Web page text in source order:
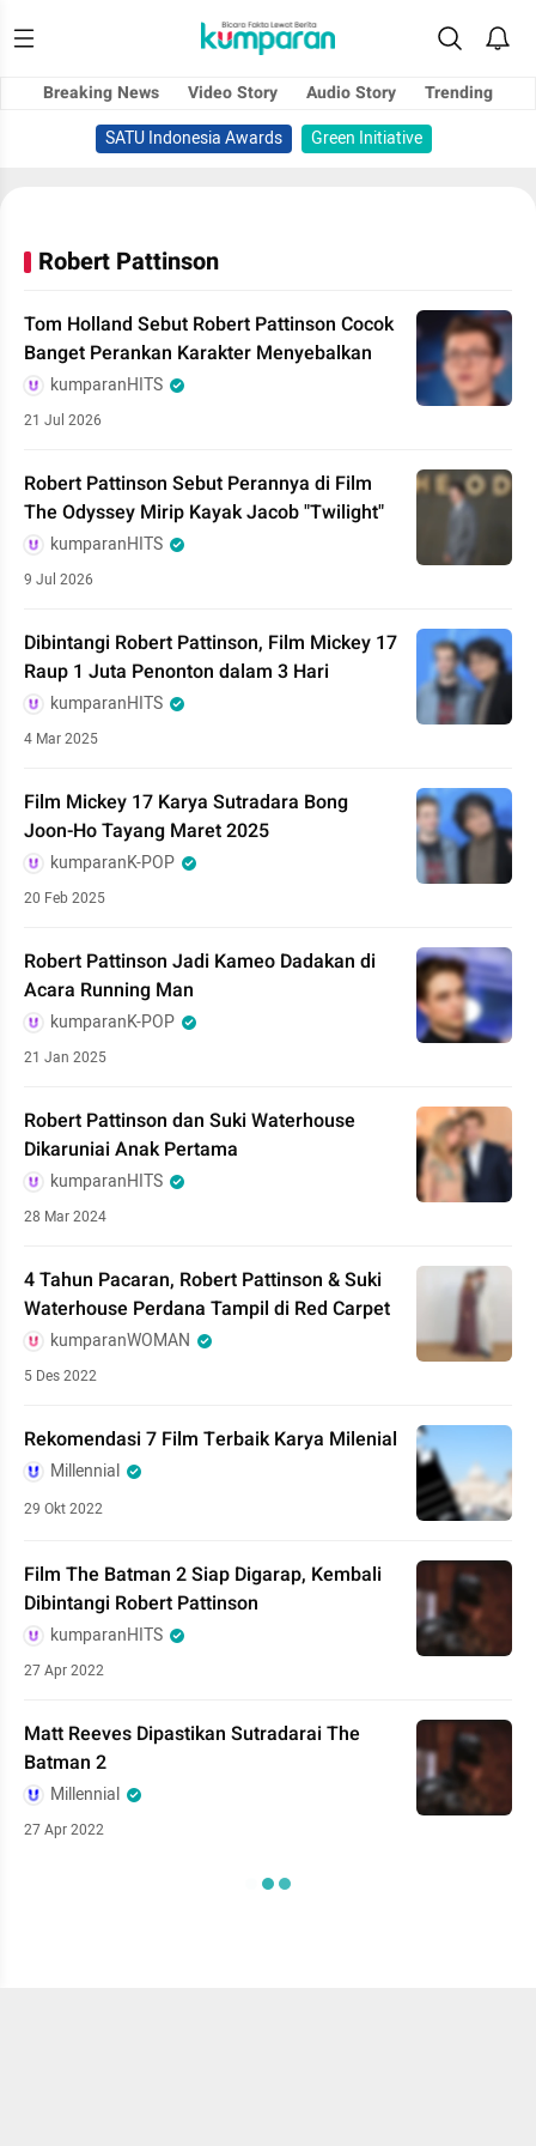
Breaking News Video Story Audio Story
Trending
SATU Indonesia Awards
Green Initiative
Robert Pattinson
Tom Holland Sebut Robert Pattinson Cocok
Banget Perankan Karakter Menyebalkan
kumparanHITS
21 Jul 2026
Robert Pattinson Sebut Perannya di Film
The Odyssey Mirip Kayak Jacob "Twilight"
kumparanHITS
9 Jul 2026
Dibintangi Robert Pattinson, Film Mickey 17
Raup 1 Juta Penonton dalam 3 Hari
kumparanHITS
4 Mar 2025
Film Mickey 17 Karya Sutradara Bong
Joon-Ho Tayang Maret 2025
kumparanK-POP
20 Feb 2025
Robert Pattinson Jadi Kameo Dadakan di
Acara Running Man
kumparanK-POP
21 Jan 2025
Robert Pattinson dan Suki Waterhouse
Dikaruniai Anak Pertama
kumparanHITS
28 Mar 2024
4 Tahun Pacaran, Robert Pattinson & Suki
Waterhouse Perdana Tampil di Red Carpet
kumparanWOMAN
5 Des 2022
Rekomendasi 7 Film Terbaik Karya Milenial
Millennial
29 Okt 2022
Film The Batman 2 Siap Digarap, Kembali
Dibintangi Robert Pattinson
kumparanHITS
27 Apr 2022
Matt Reeves Dipastikan Sutradarai The
Batman 2
Millennial
27 Apr 2022